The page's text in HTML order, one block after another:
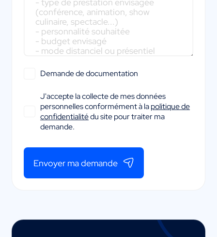
Demande de documentation
J'accepte la collecte de mes données
personnelles conformément à lapolitique de
confidentialitédu site pour traiter ma
demande.
Envoyer ma demande